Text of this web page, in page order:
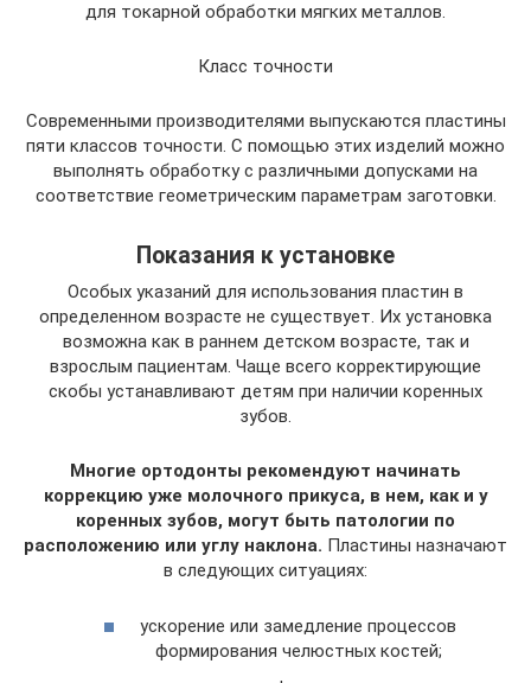
для токарной обработки мягких металлов.
Класс точности
Современными производителями выпускаются пластины
пяти классов точности. С помощью этих изделий можно
выполнять обработку с различными допусками на
соответствие геометрическим параметрам заготовки.
Показания к установке
Особых указаний для использования пластин в
определенном возрасте не существует. Их установка
возможна как в раннем детском возрасте, так и
взрослым пациентам. Чаще всего корректирующие
скобы устанавливают детям при наличии коренных
зубов.
Многие ортодонты рекомендуют начинать
коррекцию уже молочного прикуса, в нем, как и у
коренных зубов, могут быть патологии по
расположению или углу наклона. Пластины назначают
в следующих ситуациях:
ускорение или замедление процессов
формирования челюстных костей;